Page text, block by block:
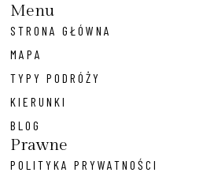
Menu
STRONA GŁÓWNA
MAPA
TYPY PODRÓŻY
KIERUNKI
BLOG
Prawne
POLITYKA PRYWATNOŚCI